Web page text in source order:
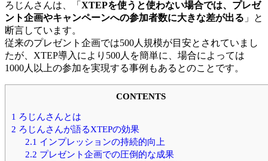
ろじんさんは、「 XTEPを使うと使わない場合では、プレゼ
ント企画やキャンペーンへの参加者数に大きな差が出る 」と
断言しています。
従来のプレゼント企画では500人規模が目安とされていまし
たが、XTEP導入により500人を簡単に、場合によっては
1000人以上の参加を実現する事例もあるとのことです。
CONTENTS
1 ろじんさんとは
2 ろじんさんが語るXTEPの効果
2.1 インプレッションの持続的向上
2.2 プレゼント企画での圧倒的な成果